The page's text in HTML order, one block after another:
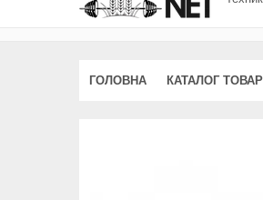
ГОЛОВНА КАТАЛОГ